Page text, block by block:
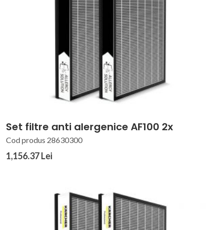
Set filtre anti alergenice AF100 2x
Cod produs 28630300
1,156.37 Lei